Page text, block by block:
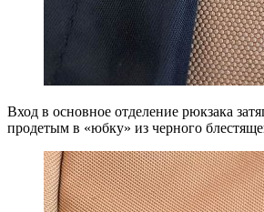
Вход в основное отделение рюкзака
продетым в «юбку» из черного